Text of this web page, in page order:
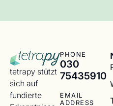
tetrapy stützt
sich auf
fundierte
PHONE
030
75435910
EMAIL
ADDRESS